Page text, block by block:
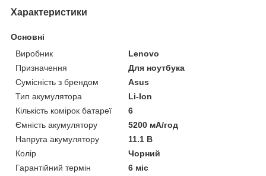
Характеристики
Основні
Виробник
Lenovo
Призначення
Для ноутбука
Сумісність з брендом
Asus
Тип акумулятора
Li-Ion
Кількість комірок батареї
6
Ємність акумулятору
5200 мА/год
Напруга акумулятору
11.1 В
Колір
Чорний
Гарантійний термін
6 міс